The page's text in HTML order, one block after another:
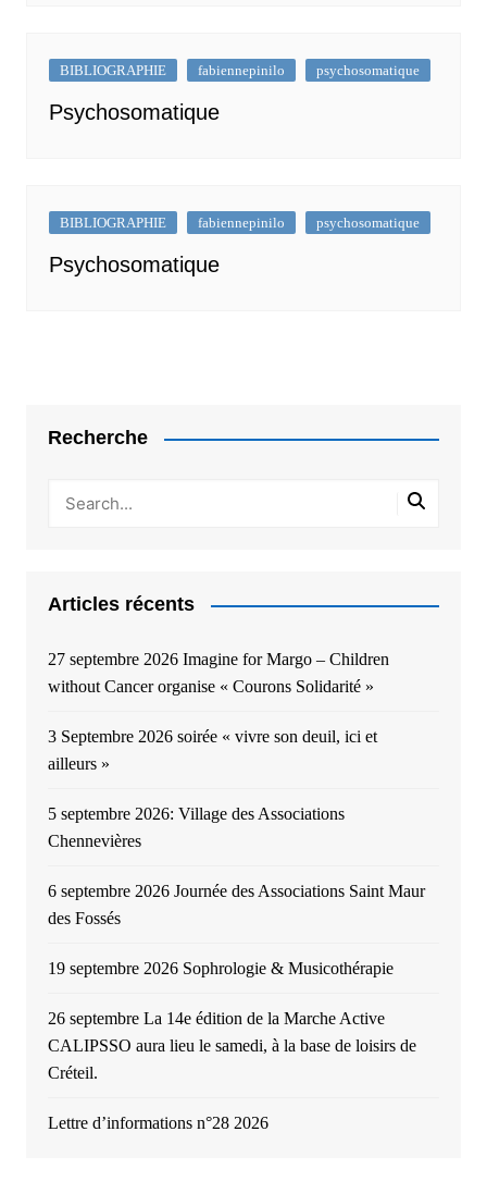
BIBLIOGRAPHIE fabiennepinilo psychosomatique
Psychosomatique
BIBLIOGRAPHIE fabiennepinilo psychosomatique
Psychosomatique
Recherche
Articles récents
27 septembre 2026 Imagine for Margo – Children
without Cancer organise « Courons Solidarité »
3 Septembre 2026 soirée « vivre son deuil, ici et
ailleurs »
5 septembre 2026: Village des Associations
Chennevières
6 septembre 2026 Journée des Associations Saint Maur
des Fossés
19 septembre 2026 Sophrologie & Musicothérapie
26 septembre La 14e édition de la Marche Active
CALIPSSO aura lieu le samedi, à la base de loisirs de
Créteil.
Lettre d’informations n°28 2026